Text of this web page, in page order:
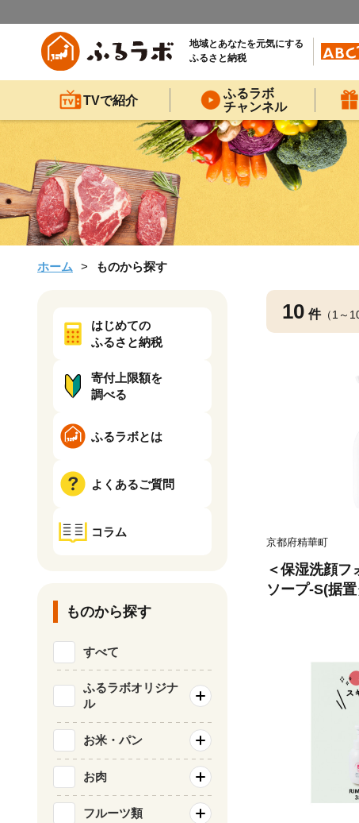
地域とあなたを元気にする
ふるさと納税
TVで紹介
ふるラボ
チャンネル
ホーム ものから探す
10 件（1～
京都府精華町
＜保湿洗顔フ
ソープ-S(据置
はじめての
ふるさと納税
寄付上限額を
調べる
ふるラボとは
よくあるご質問
コラム
ものから探す
すべて
ふるラボオリジナ
ル
お米・パン
お肉
フルーツ類